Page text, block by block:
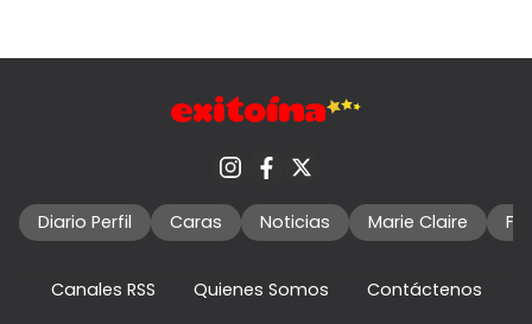
Diario Perfil Caras Noticias Marie Claire
Canales RSS Quienes Somos
Contáctenos